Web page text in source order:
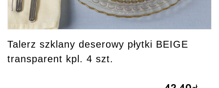
Talerz szklany deserowy płytki BEIGE
transparent kpl. 4 szt.